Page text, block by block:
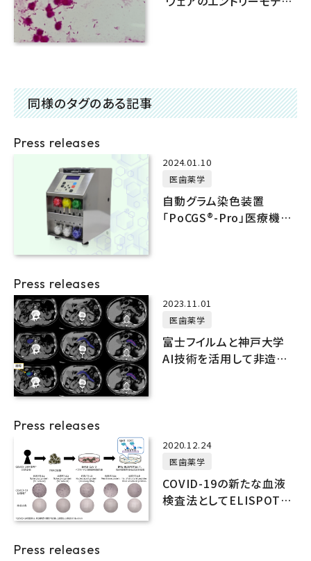
同様のタグのある記事
Press releases
2024.01.10
医歯薬学
自動グラム染色装置
「PoCGS®️-Pro」医療機器
Press releases
2023.11.01
医歯薬学
富士フイルムと神戸大学
AI技術を活用して非造影
Press releases
2020.12.24
医歯薬学
COVID-19の新たな血液
検査法としてELISPOT法
Press releases